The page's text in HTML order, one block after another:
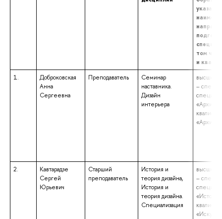
том
и
1.
Доброковская
Анна
Сергеевна
Преподаватель
Семинар
наставника.
Дизайн
интерьера
высшее
–
2.
Кавтарадзе
Сергей
Юрьевич
Старший
преподаватель
История и
теория дизайна,
История и
теория дизайна.
Специализация
высшее
–